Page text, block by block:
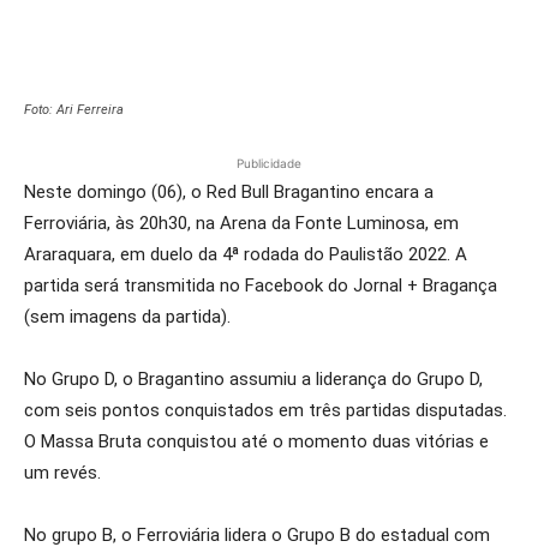
Foto: Ari Ferreira
Publicidade
Neste domingo (06), o Red Bull Bragantino encara a
Ferroviária, às 20h30, na Arena da Fonte Luminosa, em
Araraquara, em duelo da 4ª rodada do Paulistão 2022. A
partida será transmitida no Facebook do Jornal + Bragança
(sem imagens da partida).
No Grupo D, o Bragantino assumiu a liderança do Grupo D,
com seis pontos conquistados em três partidas disputadas.
O Massa Bruta conquistou até o momento duas vitórias e
um revés.
No grupo B, o Ferroviária lidera o Grupo B do estadual com